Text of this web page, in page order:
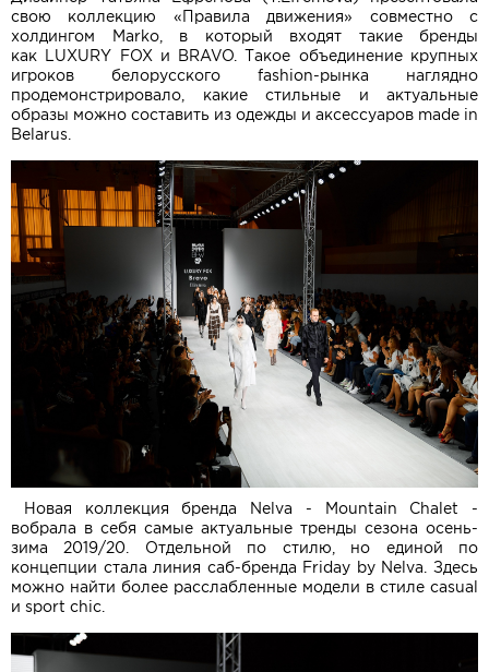
свою коллекцию «Правила движения» совместно с
холдингом Marko, в который входят такие бренды
как LUXURY FOX и BRAVO. Такое объединение крупных
игроков белорусского fashion-рынка наглядно
продемонстрировало, какие стильные и актуальные
образы можно составить из одежды и аксессуаров made in
Belarus.
Новая коллекция бренда Nelva - Mountain Chalet -
вобрала в себя самые актуальные тренды сезона осень-
зима 2019/20. Отдельной по стилю, но единой по
концепции стала линия саб-бренда Friday by Nelva. Здесь
можно найти более расслабленные модели в стиле casual
и sport chic.